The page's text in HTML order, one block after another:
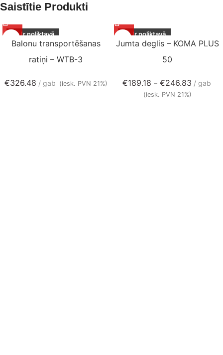
Saistītie Produkti
Ir noliktavā
Balonu transportēšanas
ratiņi – WTB-3
€326.48 gab (iesk. PVN 21%)
Ir noliktavā
Jumta deglis – KOMA PLUS
50
€189.18 – €246.83 gab
(iesk. PVN 21%)